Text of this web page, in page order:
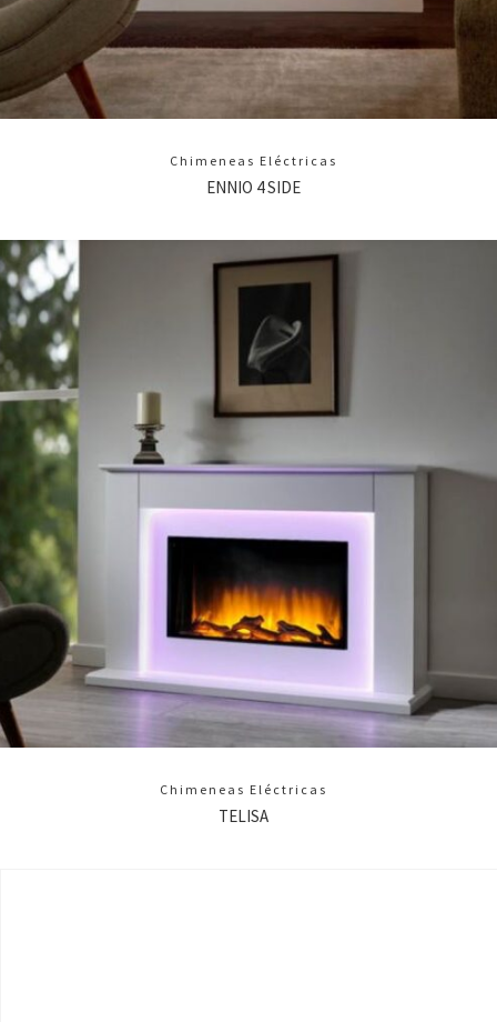
Chimeneas Eléctricas
ENNIO 4 SIDE
Chimeneas Eléctricas
TELISA